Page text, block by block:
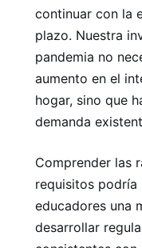
continuar con la
plazo. Nuestra
pandemia no
aumento en el
hogar, sino que
demanda
Comprender las
requisitos podría
educadores una
desarrollar